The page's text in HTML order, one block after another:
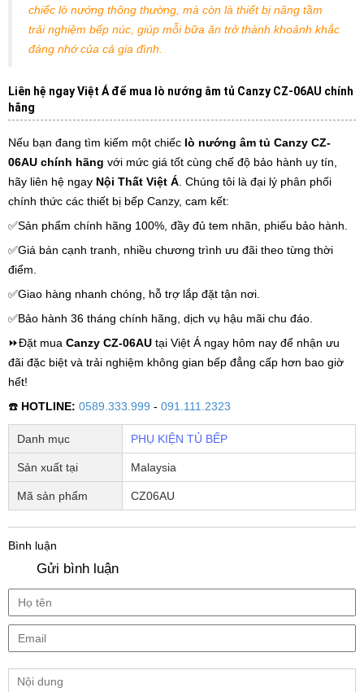
chiếc lò nướng thông thường, mà còn là thiết bị nâng tầm
trải nghiệm bếp núc, giúp mỗi bữa ăn trở thành khoảnh khắc
đáng nhớ của cả gia đình.
Liên hệ ngay Việt Á để mua lò nướng âm tủ Canzy CZ-06AU chính
hãng
Nếu bạn đang tìm kiếm một chiếc lò nướng âm tủ Canzy CZ-
06AU chính hãng với mức giá tốt cùng chế độ bảo hành uy tín,
hãy liên hệ ngay Nội Thất Việt Á . Chúng tôi là đại lý phân phối
chính thức các thiết bị bếp Canzy, cam kết:
✅Sản phẩm chính hãng 100%, đầy đủ tem nhãn, phiếu bảo hành.
✅Giá bán cạnh tranh, nhiều chương trình ưu đãi theo từng thời
điểm.
✅Giao hàng nhanh chóng, hỗ trợ lắp đặt tận nơi.
✅Bảo hành 36 tháng chính hãng, dịch vụ hậu mãi chu đáo.
⏩Đặt mua Canzy CZ-06AU tại Việt Á ngay hôm nay để nhận ưu
đãi đặc biệt và trải nghiệm không gian bếp đẳng cấp hơn bao giờ
hết!
☎️ HOTLINE: 0589.333.999 - 091.111.2323
Danh mục PHỤ KIỆN TỦ BẾP
Sản xuất tại Malaysia
Mã sản phẩm CZ06AU
Bình luận
Gửi bình luận